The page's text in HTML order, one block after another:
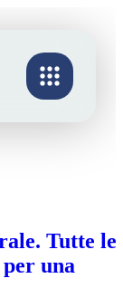
Tutte le
una